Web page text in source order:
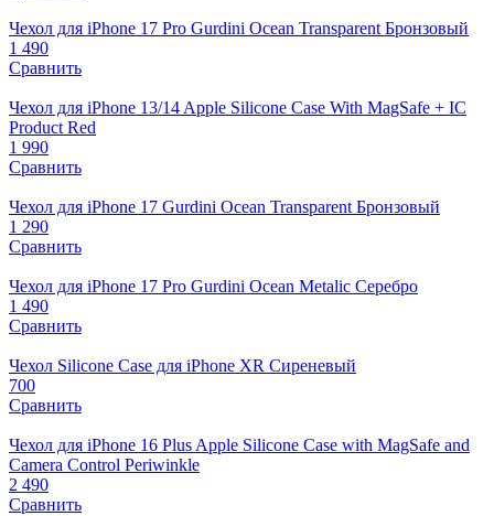
Чехол для iPhone 17 Pro Gurdini Ocean Transparent Бронзовый
1 490
Сравнить
Чехол для iPhone 13/14 Apple Silicone Case With MagSafe + IC
Product Red
1 990
Сравнить
Чехол для iPhone 17 Gurdini Ocean Transparent Бронзовый
1 290
Сравнить
Чехол для iPhone 17 Pro Gurdini Ocean Metalic Серебро
1 490
Сравнить
Чехол Silicone Case для iPhone XR Сиреневый
700
Сравнить
Чехол для iPhone 16 Plus Apple Silicone Case with MagSafe and
Camera Control Periwinkle
2 490
Сравнить